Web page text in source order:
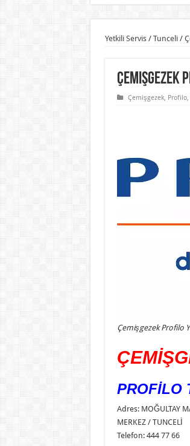
Yetkili Servis / Tunceli /
Çemişgezek, Profilo,
Çemişgezek Profilo
PROFİLO
Adres: MOĞULTAY
MERKEZ / TUNCELİ
Telefon: 444 77 66